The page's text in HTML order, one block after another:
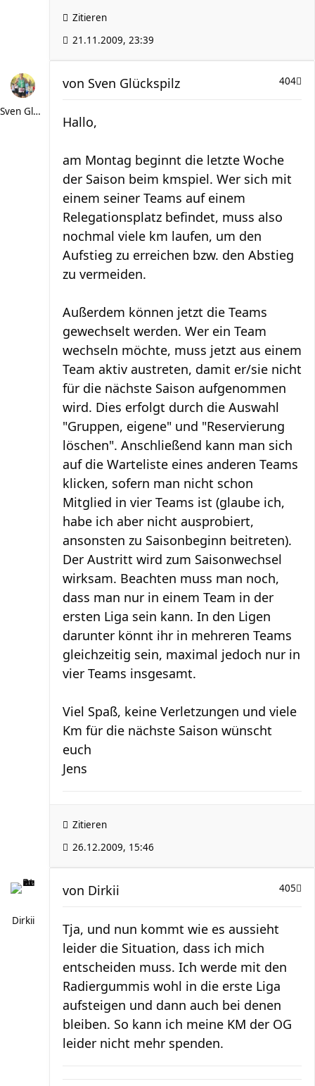
Zitieren
21.11.2009, 23:39
Sven Glückspilz
404
von Sven Glückspilz
Hallo,
am Montag beginnt die letzte Woche
der Saison beim kmspiel. Wer sich mit
einem seiner Teams auf einem
Relegationsplatz befindet, muss also
nochmal viele km laufen, um den
Aufstieg zu erreichen bzw. den Abstieg
zu vermeiden.
Außerdem können jetzt die Teams
gewechselt werden. Wer ein Team
wechseln möchte, muss jetzt aus einem
Team aktiv austreten, damit er/sie nicht
für die nächste Saison aufgenommen
wird. Dies erfolgt durch die Auswahl
"Gruppen, eigene" und "Reservierung
löschen". Anschließend kann man sich
auf die Warteliste eines anderen Teams
klicken, sofern man nicht schon
Mitglied in vier Teams ist (glaube ich,
habe ich aber nicht ausprobiert,
ansonsten zu Saisonbeginn beitreten).
Der Austritt wird zum Saisonwechsel
wirksam. Beachten muss man noch,
dass man nur in einem Team in der
ersten Liga sein kann. In den Ligen
darunter könnt ihr in mehreren Teams
gleichzeitig sein, maximal jedoch nur in
vier Teams insgesamt.
Viel Spaß, keine Verletzungen und viele
Km für die nächste Saison wünscht
euch
Jens
Zitieren
26.12.2009, 15:46
Dirkii
405
von Dirkii
Tja, und nun kommt wie es aussieht
leider die Situation, dass ich mich
entscheiden muss. Ich werde mit den
Radiergummis wohl in die erste Liga
aufsteigen und dann auch bei denen
bleiben. So kann ich meine KM der OG
leider nicht mehr spenden.